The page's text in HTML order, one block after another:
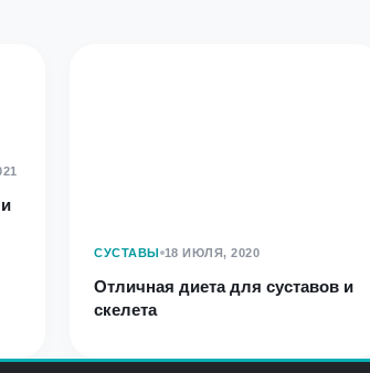
СУСТАВЫ 18 ИЮЛЯ, 2020
Отличная диета для суставов и
скелета